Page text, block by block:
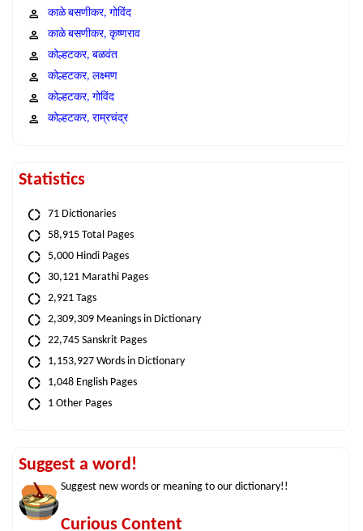
काळे बसणीकर, गोविंद
काळे बसणीकर, कृष्णराव
कोल्हटकर, बळवंत
कोल्हटकर, लक्ष्मण
कोल्हटकर, गोविंद
कोल्हटकर, राम्रचंद्र
Statistics
71 Dictionaries
58,915 Total Pages
5,000 Hindi Pages
30,121 Marathi Pages
2,921 Tags
2,309,309 Meanings in Dictionary
22,745 Sanskrit Pages
1,153,927 Words in Dictionary
1,048 English Pages
1 Other Pages
Suggest a word!
Suggest new words or meaning to our dictionary!!
Curious Content